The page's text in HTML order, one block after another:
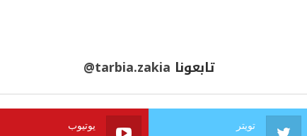
تابعونا @tarbia.zakia
تويتر يوتيوب